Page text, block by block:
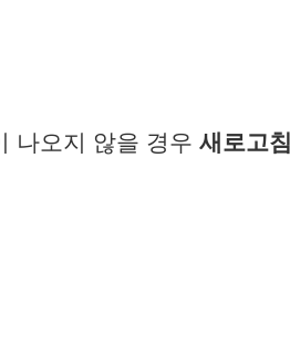
나오지 않을 경우 새로고침